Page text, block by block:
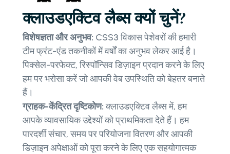
क्लाउडएक्टिव लैब्स क्यों चुनें?
विशेषज्ञता और अनुभव: CSS3 विकास पेशेवरों की हमारी
टीम फ्रंट-एंड तकनीकों में वर्षों का अनुभव लेकर आई है।
पिक्सेल-परफेक्ट, रिस्पॉन्सिव डिज़ाइन प्रदान करने के लिए
हम पर भरोसा करें जो आपकी वेब उपस्थिति को बेहतर बनाते
हैं।
ग्राहक-केंद्रित दृष्टिकोण:क्लाउडएक्टिव लैब्स में, हम
आपके व्यावसायिक उद्देश्यों को प्राथमिकता देते हैं। हम
पारदर्शी संचार, समय पर परियोजना वितरण और आपकी
डिज़ाइन अपेक्षाओं को पूरा करने के लिए एक सहयोगात्मक